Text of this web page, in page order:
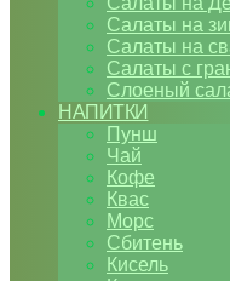
Салаты на
Салаты на
Салаты с
Слоеный
НАПИТКИ
Пунш
Чай
Кофе
Квас
Морс
Сбитень
Кисель